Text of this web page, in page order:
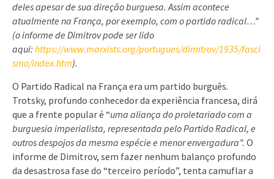
deles apesar de sua direção burguesa. Assim acontece
atualmente na França, por exemplo, com o partido radical…”
(o informe de Dimitrov pode ser lido
aqui: https://www.marxists.org/portugues/dimitrov/1935/fasci
smo/index.htm).
O Partido Radical na França era um partido burguês.
Trotsky, profundo conhecedor da experiência francesa, dirá
que a frente popular é “uma aliança do proletariado com a
burguesia imperialista, representada pelo Partido Radical, e
outros despojos da mesma espécie e menor envergadura”. O
informe de Dimitrov, sem fazer nenhum balanço profundo
da desastrosa fase do “terceiro período”, tenta camuflar a